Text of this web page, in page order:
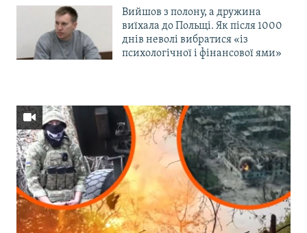
Вийшов з полону, а дружина
виїхала до Польщі. Як після 1000
днів неволі вибратися «із
психологічної і фінансової ями»